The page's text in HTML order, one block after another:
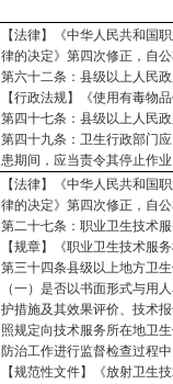
【法律】《中华人民共和国
律的决定》第四次修正，自公
第六十二条：县级以上人民
【行政法规】《使用有毒物
第四十七条：县级以上人民
第四十九条：卫生行政部门
患期间，应当责令其停止作业
【法律】《中华人民共和国
律的决定》第四次修正，自公
第二十七条：职业卫生技术
【规章】《职业卫生技术服
第三十四条县级以上地方卫
（一）是否以书面形式与用
护措施及其效果评价、技术
照规定向技术服务所在地卫
防治工作进行监督检查过程
【规范性文件】《放射卫生